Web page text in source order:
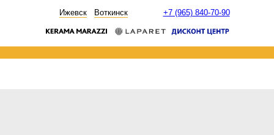
+7 (965) 840-70-90
Ижевск Воткинск